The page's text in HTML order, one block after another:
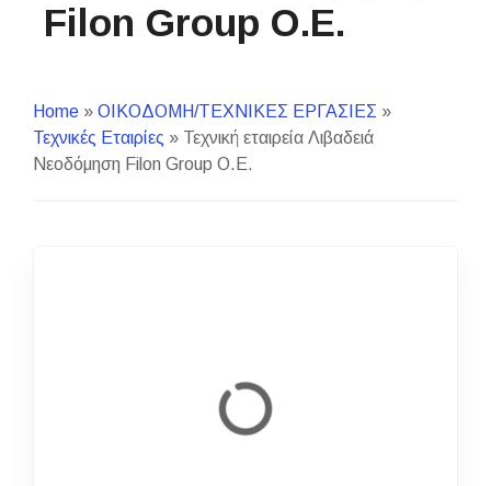
Filon Group Ο.Ε.
Home » ΟΙΚΟΔΟΜΗ/ΤΕΧΝΙΚΕΣ ΕΡΓΑΣΙΕΣ »
Τεχνικές Εταιρίες » Τεχνική εταιρεία Λιβαδειά
Νεοδόμηση Filon Group Ο.Ε.